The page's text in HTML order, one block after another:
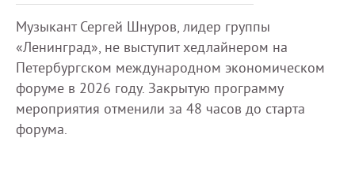
Музыкант Сергей Шнуров, лидер группы
«Ленинград», не выступит хедлайнером на
Петербургском международном экономическом
форуме в 2026 году. Закрытую программу
мероприятия отменили за 48 часов до старта
форума.